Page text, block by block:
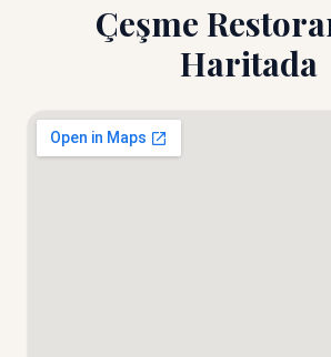
Çeşme
Haritada